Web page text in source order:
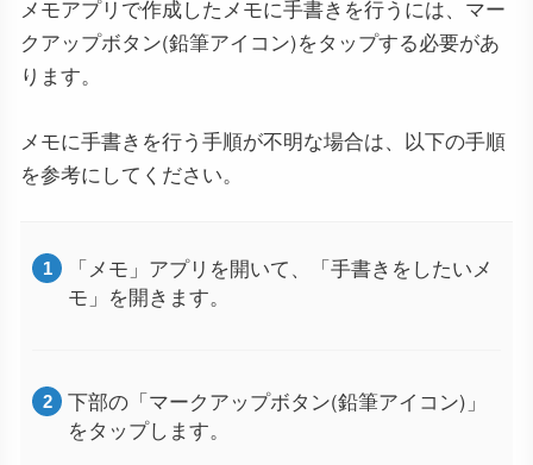
メモアプリで作成したメモに手書きを行うには、マー
クアップボタン(鉛筆アイコン)をタップする必要があ
ります。
メモに手書きを行う手順が不明な場合は、以下の手順
を参考にしてください。
「メモ」アプリを開いて、「手書きをしたいメ
モ」を開きます。
下部の「マークアップボタン(鉛筆アイコン)」
をタップします。